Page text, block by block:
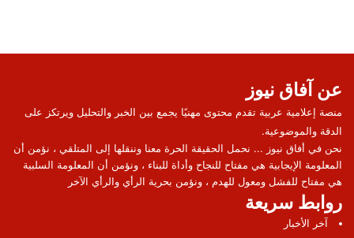
عن آفاق نيوز
منصة إعلامية عربية تقدم محتوى مهنيًا يجمع بين الخبر والتحليل ويرتكز على
الدقة والموضوعية.
نحن في أفاق نيوز ... نحمل الحقيقة الحرة معنا وننقلها إلى المتلقي ، نؤمن أن
المعلومة الإيجابية هي مفتاح للنجاح وأداة للبناء ، ونؤمن أن المعلومة السلبية
هي مفتاح للفشل ومعول للهدم ، ونؤمن بحرية الرأي والرأي الآخر
روابط سريعة
آخر الأخبار